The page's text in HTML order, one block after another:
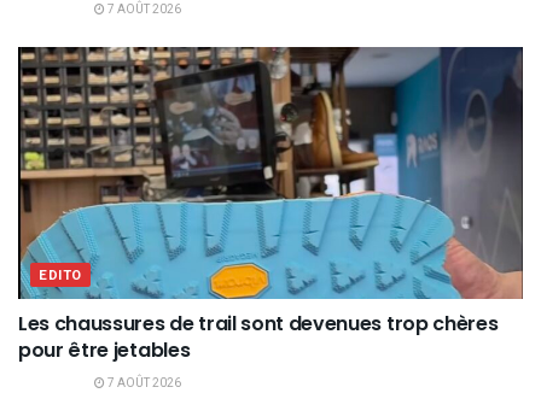
7 AOÛT 2026
EDITO
Les chaussures de trail sont devenues trop chères
pour être jetables
7 AOÛT 2026